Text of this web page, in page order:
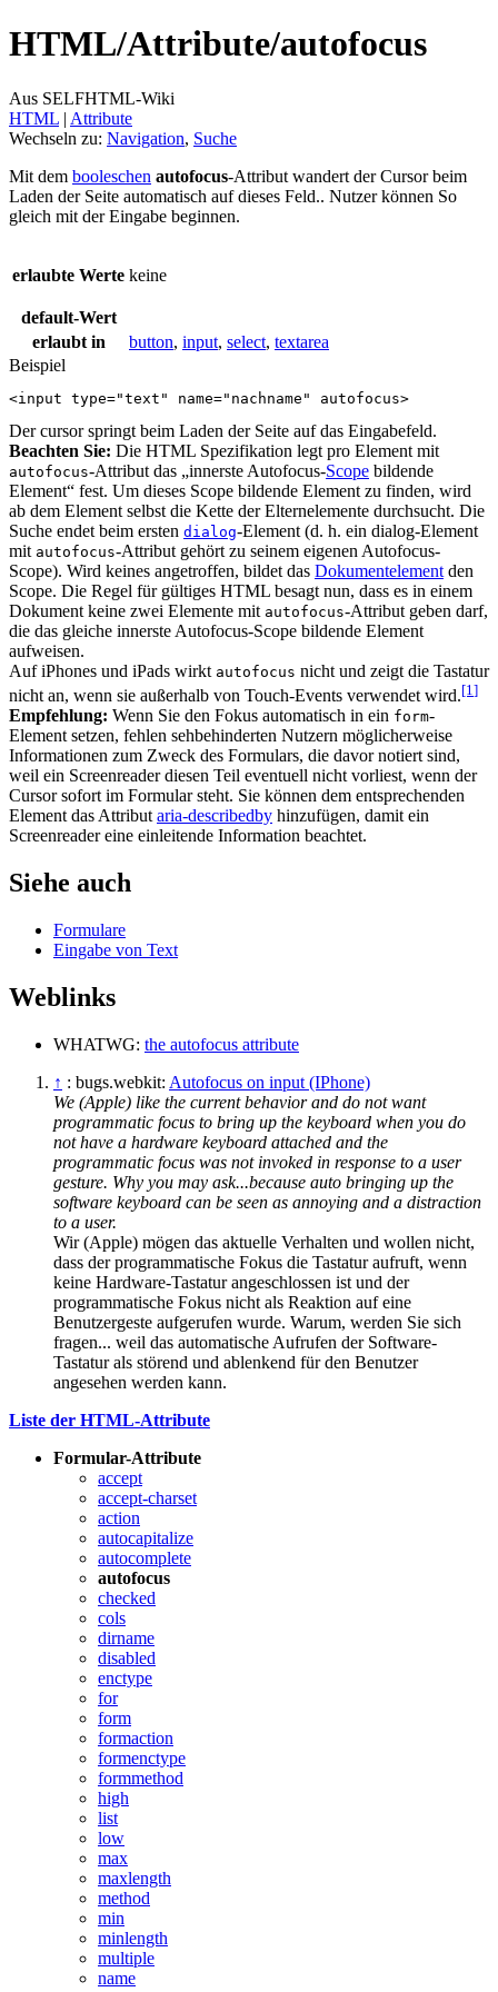
HTML/Attribute/autofocus
Aus SELFHTML-Wiki
HTML ‎ | Attribute
Wechseln zu: Navigation, Suche
Mit dem booleschen autofocus-Attribut wandert der Cursor beim
Laden der Seite automatisch auf dieses Feld.. Nutzer können So
gleich mit der Eingabe beginnen.
erlaubte Werte keine
default-Wert
erlaubt in
button, input, select, textarea
Beispiel
<input type="text" name="nachname" autofocus>
Der cursor springt beim Laden der Seite auf das Eingabefeld.
Beachten Sie: Die HTML Spezifikation legt pro Element mit
autofocus-Attribut das „innerste Autofocus-Scope bildende
Element“ fest. Um dieses Scope bildende Element zu finden, wird
ab dem Element selbst die Kette der Elternelemente durchsucht. Die
Suche endet beim ersten dialog-Element (d. h. ein dialog-Element
mit autofocus-Attribut gehört zu seinem eigenen Autofocus-
Scope). Wird keines angetroffen, bildet das Dokumentelement den
Scope. Die Regel für gültiges HTML besagt nun, dass es in einem
Dokument keine zwei Elemente mit autofocus-Attribut geben darf,
die das gleiche innerste Autofocus-Scope bildende Element
aufweisen.
Auf iPhones und iPads wirkt autofocus nicht und zeigt die Tastatur
nicht an, wenn sie außerhalb von Touch-Events verwendet wird.[1 ]
Empfehlung: Wenn Sie den Fokus automatisch in ein form-
Element setzen, fehlen sehbehinderten Nutzern möglicherweise
Informationen zum Zweck des Formulars, die davor notiert sind,
weil ein Screenreader diesen Teil eventuell nicht vorliest, wenn der
Cursor sofort im Formular steht. Sie können dem entsprechenden
Element das Attribut aria-describedby hinzufügen, damit ein
Screenreader eine einleitende Information beachtet.
Siehe auch
Formulare
Eingabe von Text
Weblinks
WHATWG: the autofocus attribute
↑ : bugs.webkit: Autofocus on input (IPhone)
We (Apple) like the current behavior and do not want
programmatic focus to bring up the keyboard when you do
not have a hardware keyboard attached and the
programmatic focus was not invoked in response to a user
gesture. Why you may ask...because auto bringing up the
software keyboard can be seen as annoying and a distraction
to a user.
Wir (Apple) mögen das aktuelle Verhalten und wollen nicht,
dass der programmatische Fokus die Tastatur aufruft, wenn
keine Hardware-Tastatur angeschlossen ist und der
programmatische Fokus nicht als Reaktion auf eine
Benutzergeste aufgerufen wurde. Warum, werden Sie sich
fragen... weil das automatische Aufrufen der Software-
Tastatur als störend und ablenkend für den Benutzer
angesehen werden kann.
Liste der HTML-Attribute
Formular-Attribute
accept
accept-charset
action
autocapitalize
autocomplete
autofocus
checked
cols
dirname
disabled
enctype
for
form
formaction
formenctype
formmethod
high
list
low
max
maxlength
method
min
minlength
multiple
name